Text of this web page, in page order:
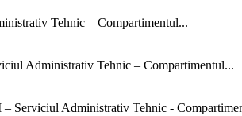
Tehnic – Compartimentul...
Administrativ Tehnic – Compartimentul...
– Serviciul Administrativ Tehnic -